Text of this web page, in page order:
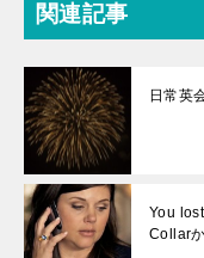
関連記事
日常英
You
Collar